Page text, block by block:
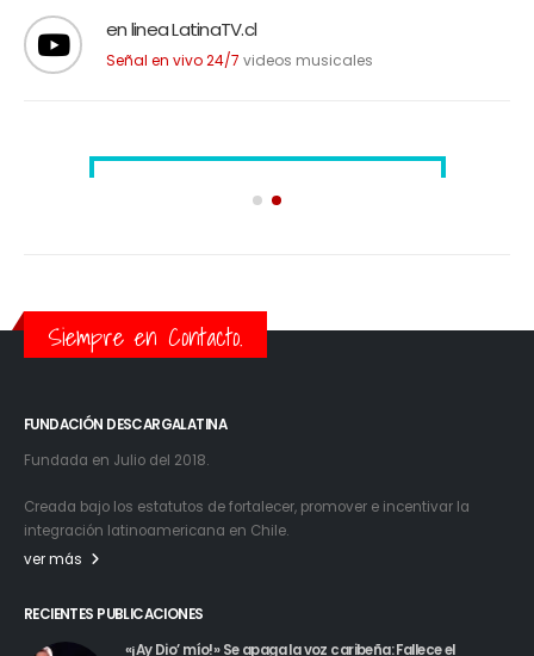
en linea LatinaTV.cl
Siempre en Contacto.
Creada bajo los estatutos de fortalecer, promover e incentivar la
integración latinoamericana en Chile.